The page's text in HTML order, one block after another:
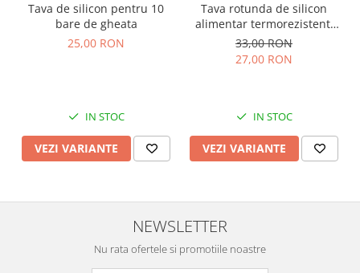
Tava de silicon pentru 10
bare de gheata
25,00 RON
IN STOC
VEZI VARIANTE
Tava rotunda de silicon
alimentar termorezistent,
25cm, pentru blat de tort,
prajitura, chec, friteuza cu
aer cald, Airfryer mare
33,00 RON
27,00 RON
IN STOC
VEZI VARIANTE
NEWSLETTER
Nu rata ofertele si promotiile noastre